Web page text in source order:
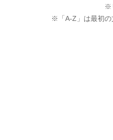
※
※「A-Z」は最初の